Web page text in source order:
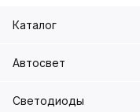
Каталог
Автосвет
Светодиоды